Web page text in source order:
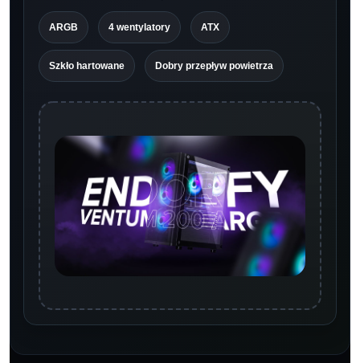
ARGB 4 wentylatory ATX
Szkło hartowane Dobry przepływ powietrza